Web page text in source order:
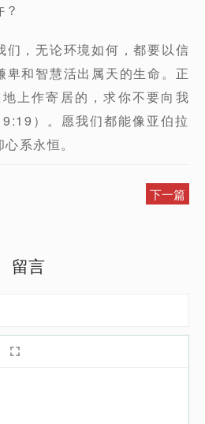
们，无论环境如何，都要以信
卑和智慧活出属天的生命。正
上作寄居的，求你不要向我
）。愿我们都能像亚伯拉
系永恒。
下一篇
留言